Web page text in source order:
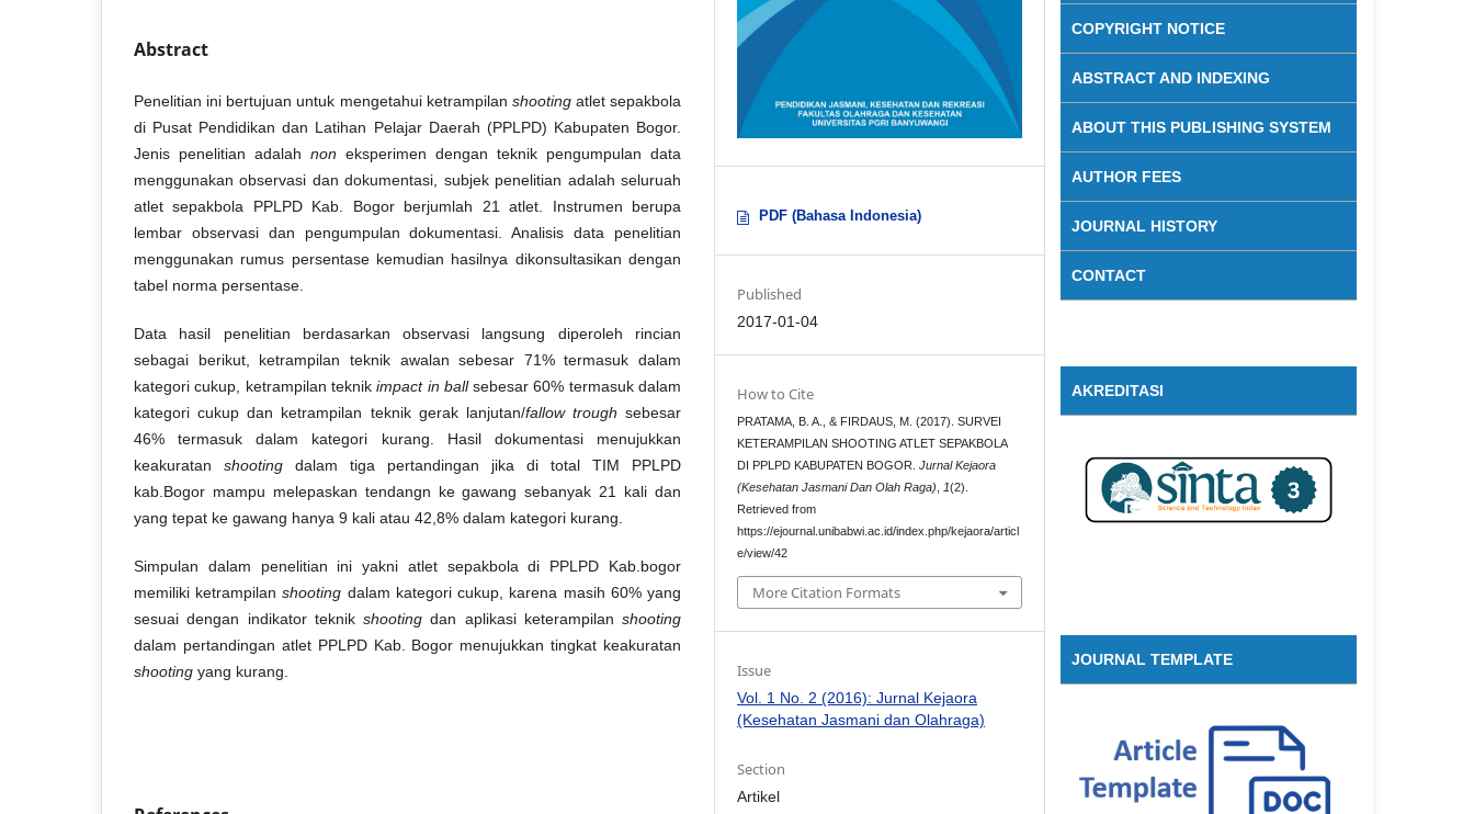
Abstract
Penelitian ini bertujuan untuk mengetahui ketrampilan shootingatlet sepakbola
di Pusat Pendidikan dan Latihan Pelajar Daerah (PPLPD) Kabupaten Bogor.
Jenis penelitian adalah non eksperimen dengan teknik pengumpulan data
menggunakan observasi dan dokumentasi, subjek penelitian adalah seluruah
atlet sepakbola PPLPD Kab. Bogor berjumlah 21 atlet. Instrumen berupa
lembar observasi dan pengumpulan dokumentasi. Analisis data penelitian
menggunakan rumus persentase kemudian hasilnya dikonsultasikan dengan
tabel norma persentase.
Data hasil penelitian berdasarkan observasi langsung diperoleh rincian
sebagai berikut, ketrampilan teknik awalan sebesar 71% termasuk dalam
kategori cukup, ketrampilan teknikimpact in ballsebesar 60% termasuk dalam
kategori cukup dan ketrampilan teknik gerak lanjutan/fallow trough sebesar
46% termasuk dalam kategori kurang. Hasil dokumentasi menujukkan
keakuratan shooting dalam tiga pertandingan jika di total TIM PPLPD
kab.Bogor mampu melepaskan tendangn ke gawang sebanyak 21 kali dan
yang tepat ke gawang hanya 9 kali atau 42,8% dalam kategori kurang.
Simpulan dalam penelitian ini yakni atlet sepakbola di PPLPD Kab.bogor
memiliki ketrampilanshooting dalam kategori cukup, karena masih 60% yang
sesuai dengan indikator teknik shooting dan aplikasi keterampilan shooting
dalam pertandingan atlet PPLPD Kab. Bogor menujukkan tingkat keakuratan
shooting yang kurang.
PDF (Bahasa Indonesia)
Published
2017-01-04
How to Cite
PRATAMA, B. A., & FIRDAUS, M. (2017). SURVEI
KETERAMPILAN SHOOTING ATLET SEPAKBOLA
DI PPLPD KABUPATEN BOGOR.Jurnal Kejaora
(Kesehatan Jasmani Dan Olah Raga)
1(2).
Retrieved from
https://ejournal.unibabwi.ac.id/index.php/kejaora/articl
e/view/42
More Citation Formats
Issue
Vol. 1 No. 2 (2016): Jurnal Kejaora
(Kesehatan Jasmani dan Olahraga)
Section
Artikel
COPYRIGHT NOTICE
ABSTRACT AND INDEXING
ABOUT THIS PUBLISHING SYSTEM
AUTHOR FEES
JOURNAL HISTORY
CONTACT
AKREDITASI
JOURNAL TEMPLATE